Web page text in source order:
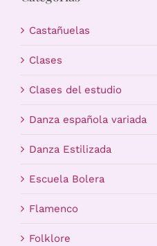
Castañuelas
Clases
Clases del estudio
Danza española variada
Danza Estilizada
Escuela Bolera
Flamenco
Folklore